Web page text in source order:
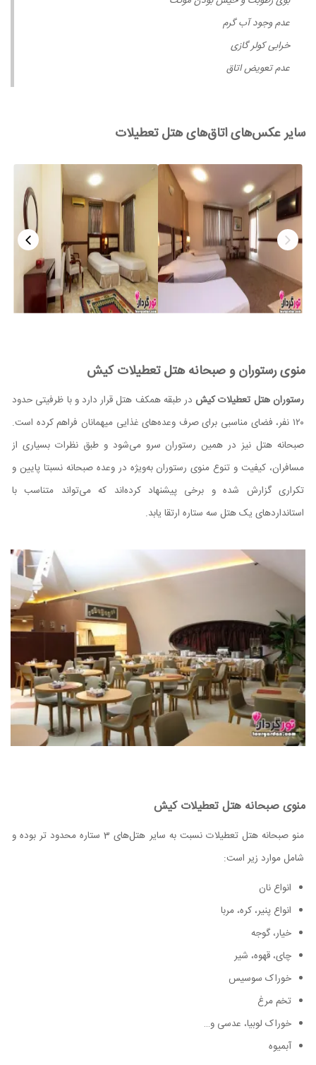
عدم وجود آب گرم
خرابی کولر گازی
عدم تعویض اتاق
سایر عکس‌های اتاق‌های هتل تعطیلات
منوی رستوران و صبحانه هتل تعطیلات کیش
رستوران هتل تعطیلات کیش در طبقه همکف هتل قرار دارد و با ظرفیتی حدود
۱۲۰ نفر، فضای مناسبی برای صرف وعده‌های غذایی میهمانان فراهم کرده است.
صبحانه‌ هتل نیز در همین رستوران سرو می‌شود و طبق نظرات بسیاری از
مسافران، کیفیت و تنوع منوی رستوران به‌ویژه در وعده صبحانه نسبتا پایین و
تکراری گزارش شده و برخی پیشنهاد کرده‌اند که می‌تواند متناسب با
استانداردهای یک هتل سه ستاره ارتقا یابد.
منوی صبحانه هتل تعطیلات کیش
منو صبحانه هتل تعطیلات نسبت به سایر هتل‌های 3 ستاره محدود تر بوده و
شامل موارد زیر است:
انواع نان
انواع پنیر، کره، مربا
خیار، گوجه
چای، قهوه، شیر
خوراک سوسیس
تخم مرغ
خوراک لوبیا، عدسی و…
آبمیوه